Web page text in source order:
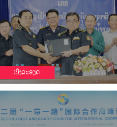
ເບີ່ງລະອຽດ